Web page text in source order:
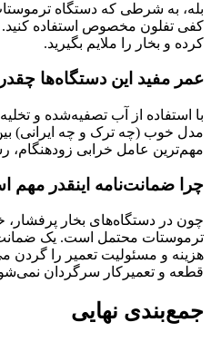
بله، به شرطی که دستگاه
کفی تفلون مخصوص استفاده کنید.
کرده و بخار را ملایم بگیرید.
عمر مفید این دستگاه‌ها
با استفاده از آب تصفیه‌شده و
مهم‌ترین عامل خرابی
چرا ضمانت‌نامه اینقدر مهم
چون در دستگاه‌های بخار پرفشار،
ترموستات محتمل است. یک
هزینه و مسئولیت تعمیر را گردن
قطعه و تعمیرکار سرگردان
جمع‌بندی نهایی